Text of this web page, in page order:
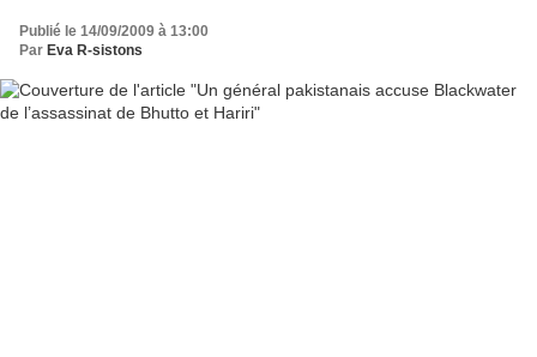
Publié le 14/09/2009 à 13:00
Par Eva R-sistons